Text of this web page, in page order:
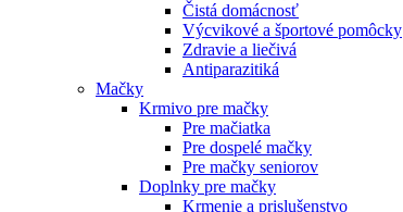
Čistá domácnosť
Výcvikové a športové pomôcky
Zdravie a liečivá
Antiparazitiká
Mačky
Krmivo pre mačky
Pre mačiatka
Pre dospelé mačky
Pre mačky seniorov
Doplnky pre mačky
Krmenie a prislušenstvo